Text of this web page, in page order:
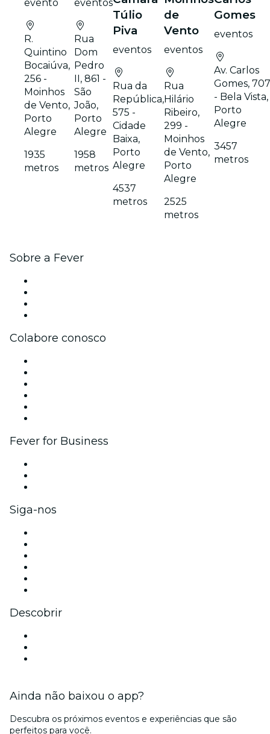
evento
R.
Quintino
Bocaiúva,
256 -
Moinhos
de Vento,
Porto
Alegre
1935
metros
eventos
Rua
Dom
Pedro
II, 861 -
São
João,
Porto
Alegre
1958
metros
Túlio
Piva
eventos
Rua da
República,
575 -
Cidade
Baixa,
Porto
Alegre
4537
metros
de
Vento
eventos
Rua
Hilário
Ribeiro,
299 -
Moinhos
de Vento,
Porto
Alegre
2525
metros
Gomes
eventos
Av. Carlos
Gomes, 707
- Bela Vista,
Porto
Alegre
3457
metros
Sobre a Fever
Colabore conosco
Fever for Business
Siga-nos
Descobrir
Ainda não baixou o app?
Descubra os próximos eventos e experiências que são
perfeitos para você.